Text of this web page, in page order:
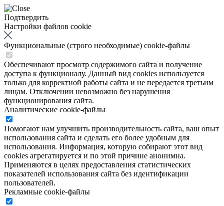
Подтвердить
Настройки файлов cookie
Функциональные (строго необходимые) cookie-файлы
Обеспечивают просмотр содержимого сайта и получение
доступа к функционалу. Данный вид cookies используется
только для корректной работы сайта и не передается третьим
лицам. Отключении невозможно без нарушения
функционирования сайта.
Аналитические cookie-файлы
Помогают нам улучшить производительность сайта, ваш опыт
использования сайта и сделать его более удобным для
использования. Информация, которую собирают этот вид
cookies агрегатируется и по этой причине анонимна.
Применяются в целях предоставления статистических
показателей использования сайта без идентификации
пользователей.
Рекламные cookie-файлы